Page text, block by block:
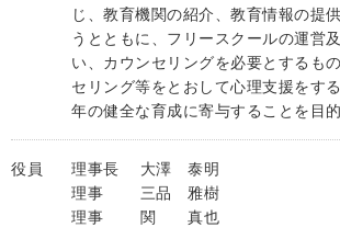
じ、教育機関の紹介、教育情報の提
うとともに、フリースクールの運営
い、カウンセリングを必要とするも
セリング等をとおして心理支援をす
年の健全な育成に寄与することを目的
役員
理事長 大澤 泰明
理事 三品 雅樹
理事 関 真也